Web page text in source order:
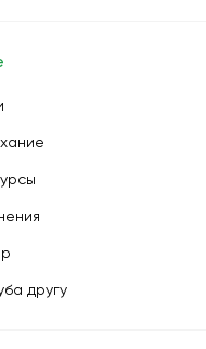
другу